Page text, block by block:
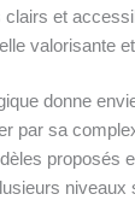
clairs et
valorisante
donne
par sa
proposés
niveaux